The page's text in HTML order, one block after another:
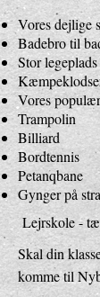
Vores dejlige
Badebro til
Stor
Vores
Trampolin
Billiard
Bordtennis
Petanqbane
Gynger på
Lejrskole -
Skal din
komme til